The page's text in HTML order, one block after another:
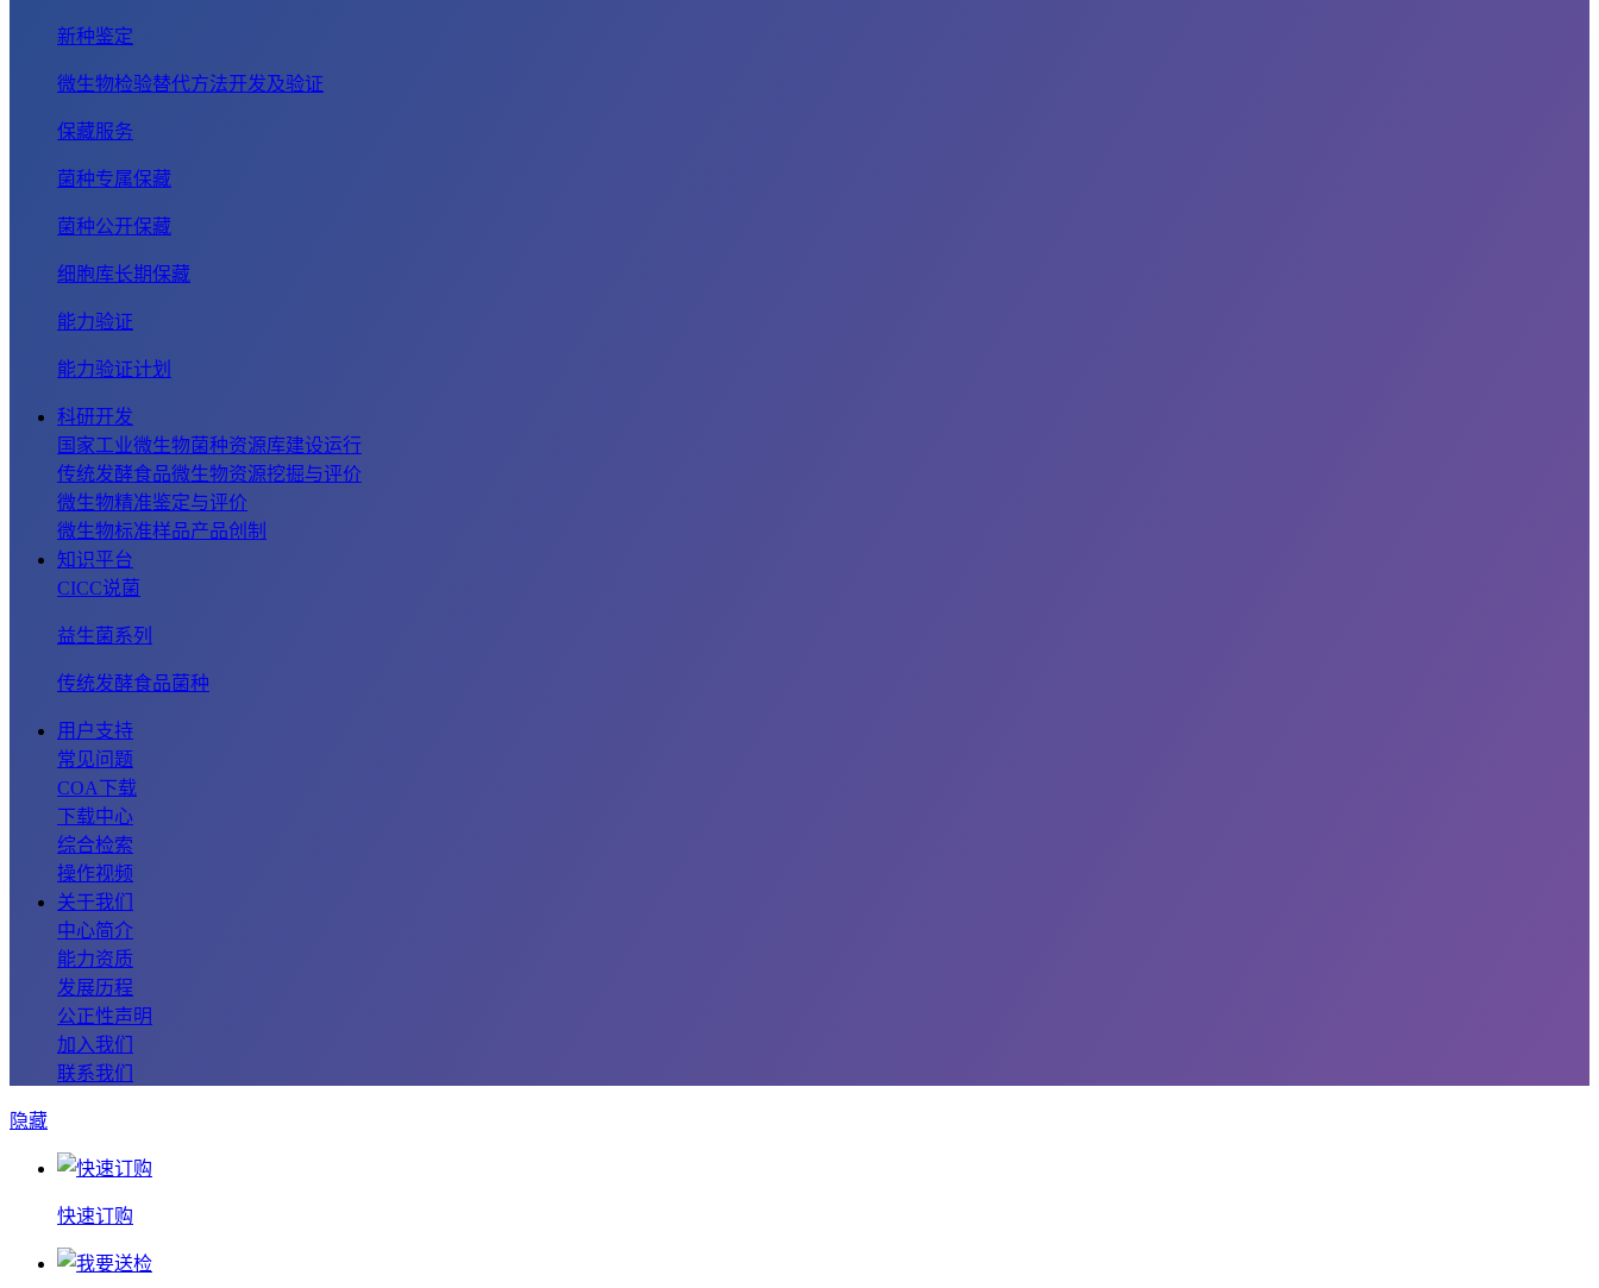
新种鉴定
微生物检验替代方法开发及验证
保藏服务
菌种专属保藏
菌种公开保藏
细胞库长期保藏
能力验证
能力验证计划
科研开发
国家工业微生物菌种资源库建设运行
传统发酵食品微生物资源挖掘与评价
微生物精准鉴定与评价
微生物标准样品产品创制
知识平台
CICC说菌
益生菌系列
传统发酵食品菌种
用户支持
常见问题
COA下载
下载中心
综合检索
操作视频
关于我们
中心简介
能力资质
发展历程
公正性声明
加入我们
联系我们
隐藏
快速订购